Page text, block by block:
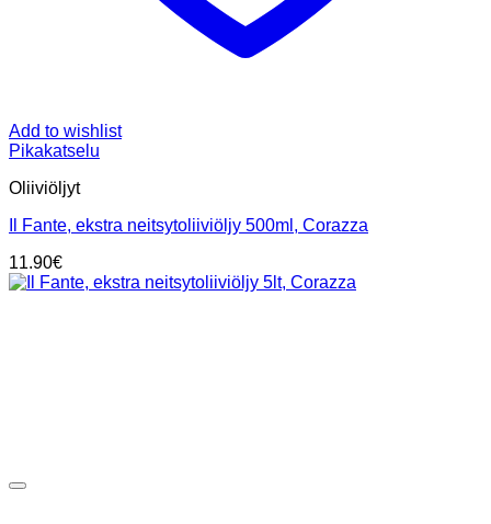
Add to wishlist
Pikakatselu
Oliiviöljyt
Il Fante, ekstra neitsytoliiviöljy 500ml, Corazza
11.90€